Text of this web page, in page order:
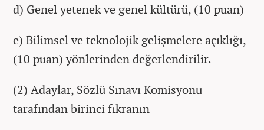
d) Genel yetenek ve genel kültürü, (10 puan)
e) Bilimsel ve teknolojik gelişmelere açıklığı,
(10 puan) yönlerinden değerlendirilir.
(2) Adaylar, Sözlü Sınavı Komisyonu
tarafından birinci fıkranın